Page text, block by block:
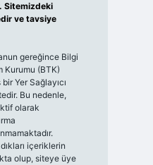
Sitemizdeki
ve tavsiye
gereğince Bilgi
Kurumu (BTK)
Yer Sağlayıcı
Bu nedenle,
olarak
içeriklerin
olup, siteye üye